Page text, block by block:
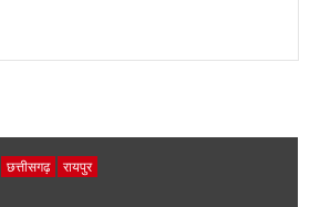
छत्तीसगढ़ रायपुर